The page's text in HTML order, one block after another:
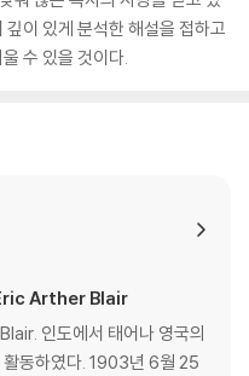
이 있게 분석한 해설을 접하고
수 있을 것이다.
Arther Blair
인도에서 태어나 영국의
활동하였다. 1903년 6월 25